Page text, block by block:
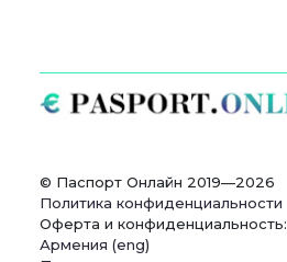
© Паспорт Онлайн 2019—2026
Политика конфиденциальности
Оферта и конфиденциальность:
Армения (eng)